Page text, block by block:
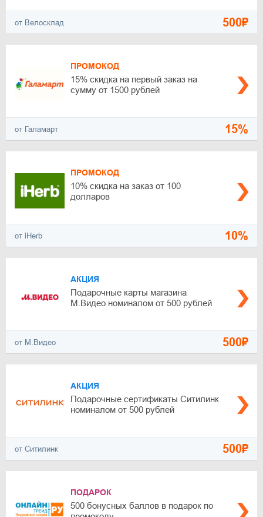
от Велосклад 500₽
ПРОМОКОД
15% скидка на первый заказ на
сумму от 1500 рублей
от Галамарт 15%
ПРОМОКОД
10% скидка на заказ от 100
долларов
от iHerb 10%
АКЦИЯ
Подарочные карты магазина
М.Видео номиналом от 500 рублей
от М.Видео 500₽
АКЦИЯ
Подарочные сертификаты Ситилинк
номиналом от 500 рублей
от Ситилинк 500₽
ПОДАРОК
500 бонусных баллов в подарок по